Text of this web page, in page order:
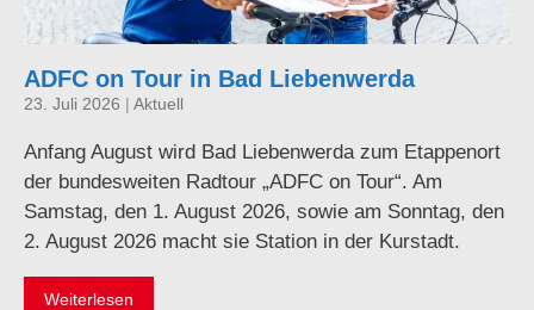
ADFC on Tour in Bad Liebenwerda
23. Juli 2026 | Aktuell
Anfang August wird Bad Liebenwerda zum Etappenort
der bundesweiten Radtour „ADFC on Tour“. Am
Samstag, den 1. August 2026, sowie am Sonntag, den
2. August 2026 macht sie Station in der Kurstadt.
Weiterlesen